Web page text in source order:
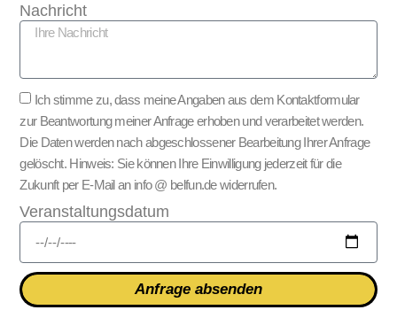
Nachricht
Ich stimme zu, dass meine Angaben aus dem Kontaktformular
zur Beantwortung meiner Anfrage erhoben und verarbeitet werden.
Die Daten werden nach abgeschlossener Bearbeitung Ihrer Anfrage
gelöscht. Hinweis: Sie können Ihre Einwilligung jederzeit für die
Zukunft per E-Mail an info @ belfun.de widerrufen.
Veranstaltungsdatum
Anfrage absenden